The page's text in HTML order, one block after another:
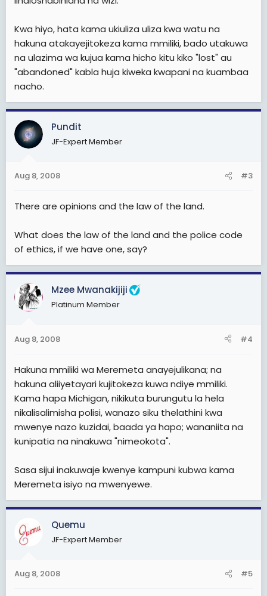
Kwa hiyo, hata kama ukiuliza uliza kwa watu na
hakuna atakayejitokeza kama mmiliki, bado utakuwa
na ulazima wa kujua kama hicho kitu kiko "lost" au
"abandoned" kabla huja kiweka kwapani na kuambaa
nacho.
Pundit
JF-Expert Member
Aug 8, 2008 #3
There are opinions and the law of the land.
What does the law of the land and the police code
of ethics, if we have one, say?
Mzee Mwanakijiji
Platinum Member
Aug 8, 2008 #4
Hakuna mmiliki wa Meremeta anayejulikana; na
hakuna aliiyetayari kujitokeza kuwa ndiye mmiliki.
Kama hapa Michigan, nikikuta burungutu la hela
nikalisalimisha polisi, wanazo siku thelathini kwa
mwenye nazo kuzidai, baada ya hapo; wananiita na
kunipatia na ninakuwa "nimeokota".
Sasa sijui inakuwaje kwenye kampuni kubwa kama
Meremeta isiyo na mwenyewe.
Quemu
JF-Expert Member
Aug 8, 2008 #5